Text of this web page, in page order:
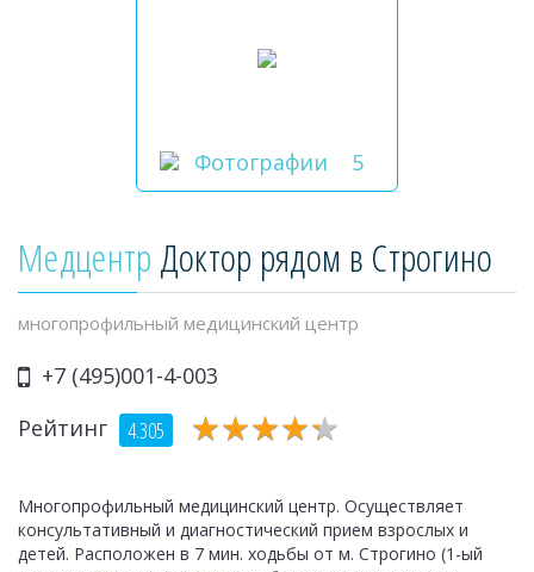
Фотографии 5
Медцентр Доктор рядом в Строгино
многопрофильный медицинский центр
+7 (495)001-4-003
Рейтинг
4.305 ★★★★★
★★★★★
Многопрофильный медицинский центр. Осуществляет
консультативный и диагностический прием взрослых и
детей. Расположен в 7 мин. ходьбы от м. Строгино (1-ый